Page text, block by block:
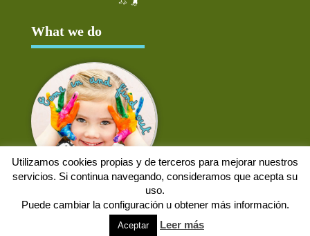
What we do
Utilizamos cookies propias y de terceros para mejorar nuestros
servicios. Si continua navegando, consideramos que acepta su
uso.
Puede cambiar la configuración u obtener más información.
Aceptar Leer más
Aviso Legal Política de cookies Protección de datos Solicitud de baja